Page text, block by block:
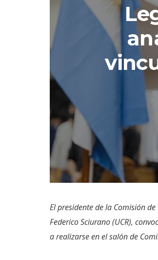
El presidente de la Comisión
Federico Sciurano (UCR),
a realizarse en el salón de